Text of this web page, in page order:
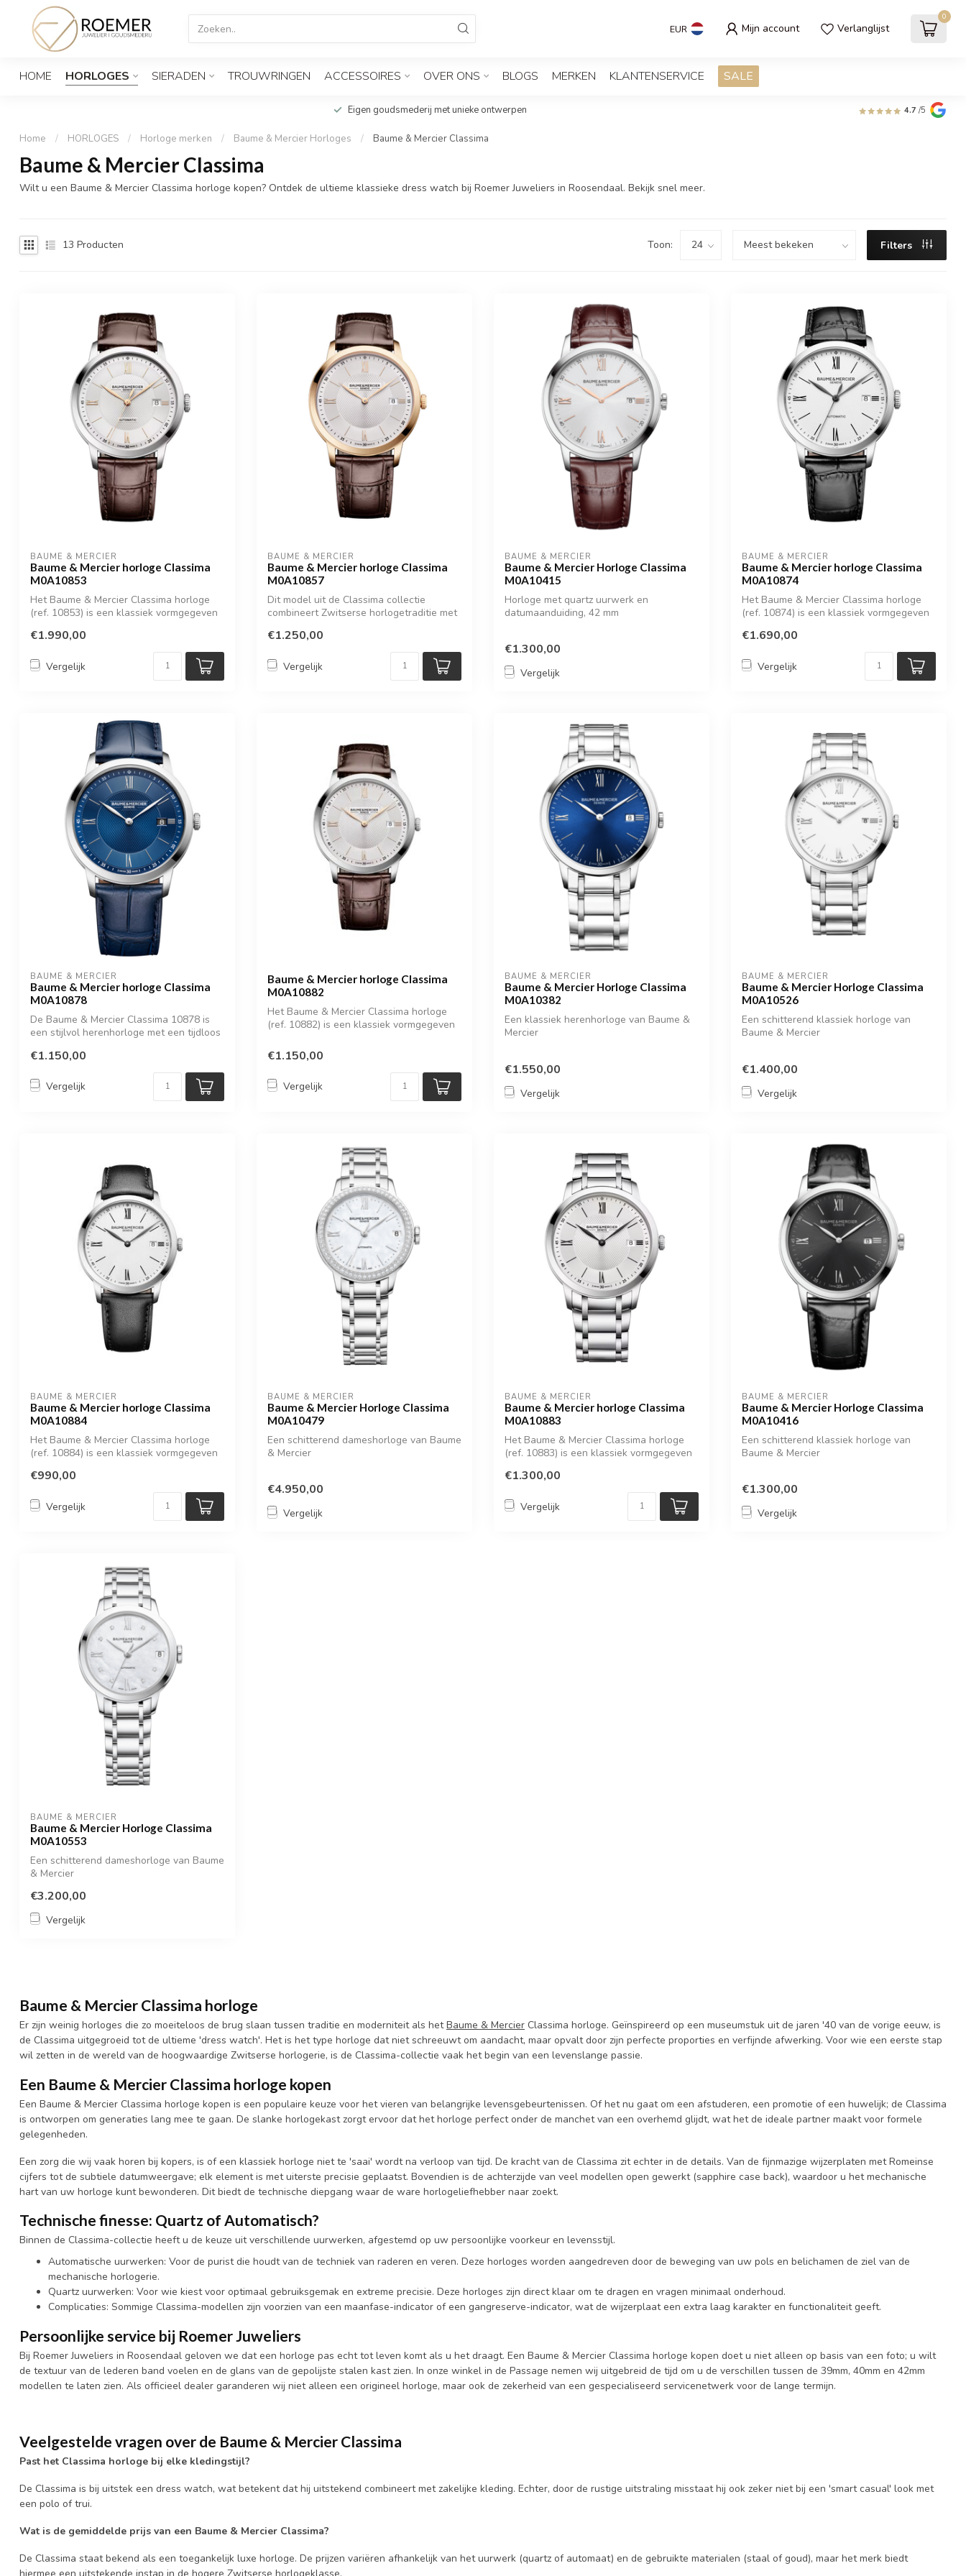
EUR Mijn account Verlanglijst
0
HOME HORLOGES SIERADEN TROUWRINGEN ACCESSOIRES OVER ONS BLOGS MERKEN KLANTENSERVICE SALE
Eigen goudsmederij met unieke ontwerpen 4.7 /5
Home / HORLOGES / Horloge merken / Baume & Mercier Horloges / Baume & Mercier Classima
Baume & Mercier Classima
Wilt u een Baume & Mercier Classima horloge kopen? Ontdek de ultieme klassieke dress watch bij Roemer Juweliers in Roosendaal. Bekijk snel meer.
13 Producten Toon: Filters
BAUME & MERCIER
Baume & Mercier horloge Classima
M0A10853
Het Baume & Mercier Classima horloge
(ref. 10853) is een klassiek vormgegeven
€1.990,00
Vergelijk
BAUME & MERCIER
Baume & Mercier horloge Classima
M0A10857
Dit model uit de Classima collectie
combineert Zwitserse horlogetraditie met
€1.250,00
Vergelijk
BAUME & MERCIER
Baume & Mercier Horloge Classima
M0A10415
Horloge met quartz uurwerk en
datumaanduiding, 42 mm
€1.300,00
Vergelijk
BAUME & MERCIER
Baume & Mercier horloge Classima
M0A10874
Het Baume & Mercier Classima horloge
(ref. 10874) is een klassiek vormgegeven
€1.690,00
Vergelijk
BAUME & MERCIER
Baume & Mercier horloge Classima
M0A10878
De Baume & Mercier Classima 10878 is
een stijlvol herenhorloge met een tijdloos
€1.150,00
Vergelijk
Baume & Mercier horloge Classima
M0A10882
Het Baume & Mercier Classima horloge
(ref. 10882) is een klassiek vormgegeven
€1.150,00
Vergelijk
BAUME & MERCIER
Baume & Mercier Horloge Classima
M0A10382
Een klassiek herenhorloge van Baume &
Mercier
€1.550,00
Vergelijk
BAUME & MERCIER
Baume & Mercier Horloge Classima
M0A10526
Een schitterend klassiek horloge van
Baume & Mercier
€1.400,00
Vergelijk
BAUME & MERCIER
Baume & Mercier horloge Classima
M0A10884
Het Baume & Mercier Classima horloge
(ref. 10884) is een klassiek vormgegeven
€990,00
Vergelijk
BAUME & MERCIER
Baume & Mercier Horloge Classima
M0A10479
Een schitterend dameshorloge van Baume
& Mercier
€4.950,00
Vergelijk
BAUME & MERCIER
Baume & Mercier horloge Classima
M0A10883
Het Baume & Mercier Classima horloge
(ref. 10883) is een klassiek vormgegeven
€1.300,00
Vergelijk
BAUME & MERCIER
Baume & Mercier Horloge Classima
M0A10416
Een schitterend klassiek horloge van
Baume & Mercier
€1.300,00
Vergelijk
BAUME & MERCIER
Baume & Mercier Horloge Classima
M0A10553
Een schitterend dameshorloge van Baume
& Mercier
€3.200,00
Vergelijk
Baume & Mercier Classima horloge
Er zijn weinig horloges die zo moeiteloos de brug slaan tussen traditie en moderniteit als hetBaume & Mercier Classima horloge. Geïnspireerd op een museumstuk uit de jaren '40 van de vorige eeuw, is
de Classima uitgegroeid tot de ultieme 'dress watch'. Het is het type horloge dat niet schreeuwt om aandacht, maar opvalt door zijn perfecte proporties en verfijnde afwerking. Voor wie een eerste stap
wil zetten in de wereld van de hoogwaardige Zwitserse horlogerie, is de Classima-collectie vaak het begin van een levenslange passie.
Een Baume & Mercier Classima horloge kopen
Een Baume & Mercier Classima horloge kopen is een populaire keuze voor het vieren van belangrijke levensgebeurtenissen. Of het nu gaat om een afstuderen, een promotie of een huwelijk; de Classima
is ontworpen om generaties lang mee te gaan. De slanke horlogekast zorgt ervoor dat het horloge perfect onder de manchet van een overhemd glijdt, wat het de ideale partner maakt voor formele
gelegenheden.
Een zorg die wij vaak horen bij kopers, is of een klassiek horloge niet te 'saai' wordt na verloop van tijd. De kracht van de Classima zit echter in de details. Van de fijnmazige wijzerplaten met Romeinse
cijfers tot de subtiele datumweergave; elk element is met uiterste precisie geplaatst. Bovendien is de achterzijde van veel modellen open gewerkt (sapphire case back), waardoor u het mechanische
hart van uw horloge kunt bewonderen. Dit biedt de technische diepgang waar de ware horlogeliefhebber naar zoekt.
Technische finesse: Quartz of Automatisch?
Binnen de Classima-collectie heeft u de keuze uit verschillende uurwerken, afgestemd op uw persoonlijke voorkeur en levensstijl.
Automatische uurwerken: Voor de purist die houdt van de techniek van raderen en veren. Deze horloges worden aangedreven door de beweging van uw pols en belichamen de ziel van de
mechanische horlogerie.
Quartz uurwerken: Voor wie kiest voor optimaal gebruiksgemak en extreme precisie. Deze horloges zijn direct klaar om te dragen en vragen minimaal onderhoud.
Complicaties: Sommige Classima-modellen zijn voorzien van een maanfase-indicator of een gangreserve-indicator, wat de wijzerplaat een extra laag karakter en functionaliteit geeft.
Persoonlijke service bij Roemer Juweliers
Bij Roemer Juweliers in Roosendaal geloven we dat een horloge pas echt tot leven komt als u het draagt. Een Baume & Mercier Classima horloge kopen doet u niet alleen op basis van een foto; u wilt
de textuur van de lederen band voelen en de glans van de gepolijste stalen kast zien. In onze winkel in de Passage nemen wij uitgebreid de tijd om u de verschillen tussen de 39mm, 40mm en 42mm
modellen te laten zien. Als officieel dealer garanderen wij niet alleen een origineel horloge, maar ook de zekerheid van een gespecialiseerd servicenetwerk voor de lange termijn.
Veelgestelde vragen over de Baume & Mercier Classima
Past het Classima horloge bij elke kledingstijl?
De Classima is bij uitstek een dress watch, wat betekent dat hij uitstekend combineert met zakelijke kleding. Echter, door de rustige uitstraling misstaat hij ook zeker niet bij een 'smart casual' look met
een polo of trui.
Wat is de gemiddelde prijs van een Baume & Mercier Classima?
De Classima staat bekend als een toegankelijk luxe horloge. De prijzen variëren afhankelijk van het uurwerk (quartz of automaat) en de gebruikte materialen (staal of goud), maar het merk biedt
hiermee een uitstekende instap in de hogere Zwitserse horlogeklasse.